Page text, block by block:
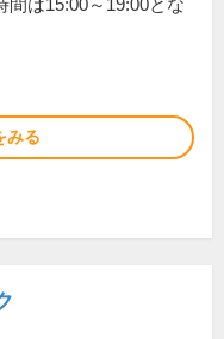
間は15:00～19:00とな
みる